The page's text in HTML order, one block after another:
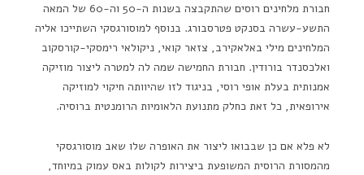
חבורת מלחינים רוסים שהתקבצה בשנות ה-50 וה-60 של המאה
התשע-עשרה בסנקט פטרסבורג. בנוסף למוסורגסקי השתייכו אליה
המלחינים מילי באלאקירב, צזאר קואי, ניקולאי רימסקי-קורסקוב
ואלכסנדר בורודין. חבורת החמישה שמה לה למטרה ליצור מוזיקה
אמנותית בעלת אופי רוסי, בניגוד לזו שהיוותה חיקוי למוזיקה
אירופאית, כל זאת כחלק מתנועת הלאומיות הרומנטית ברוסיה.
לא פלא אם כן שבבואו ליצור את האופרה שלו שאב מוסורגסקי
מהמסורת הרוסית המשופעת ביצירות לקולות באס עמוק במיוחד,